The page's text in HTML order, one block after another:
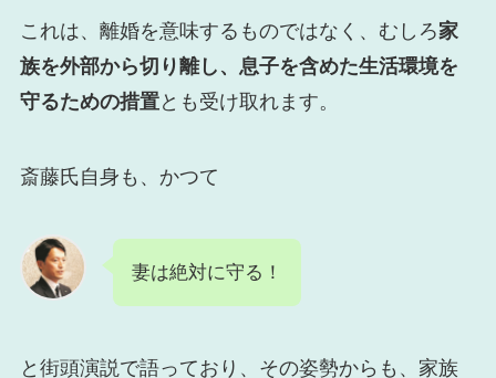
これは、離婚を意味するものではなく、むしろ家
族を外部から切り離し、息子を含めた生活環境を
守るための措置とも受け取れます。
斎藤氏自身も、かつて
妻は絶対に守る！
と街頭演説で語っており、その姿勢からも、家族